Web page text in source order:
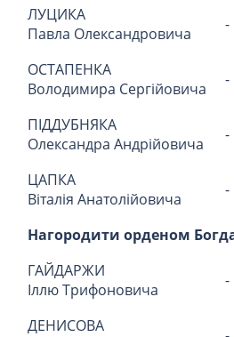
ЛУЦИКА
Павла Олександровича
-
ОСТАПЕНКА
Володимира Сергійовича
-
ПІДДУБНЯКА
Олександра Андрійовича
-
ЦАПКА
Віталія Анатолійовича
-
Нагородити орденом
ГАЙДАРЖИ
Іллю Трифоновича
-
ДЕНИСОВА